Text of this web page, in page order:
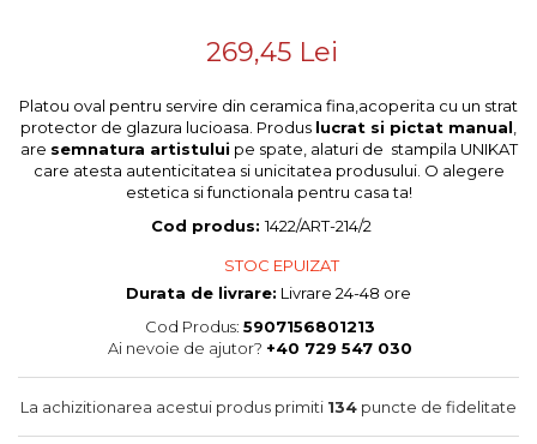
Colectia Butterfly Dance
Colectia Morning Sunrise
Colectia Infinity
Colectia Morning Glory
Colectia Wild Hearts
Colectia Blue Spring
269,45 Lei
Platou oval pentru servire din ceramica fina,acoperita cu un strat
protector de glazura lucioasa. Produs lucrat si pictat manual
are semnatura artistului pe spate, alaturi de stampila UNIKAT
care atesta autenticitatea si unicitatea produsului. O alegere
estetica si functionala pentru casa ta!
Cod produs:1422/ART-214/2
STOC EPUIZAT
Durata de livrare: Livrare 24-48 ore
Cod Produs: 5907156801213
Ai nevoie de ajutor? +40 729 547 030
La achizitionarea acestui produs primiti 134 puncte de fidelitate